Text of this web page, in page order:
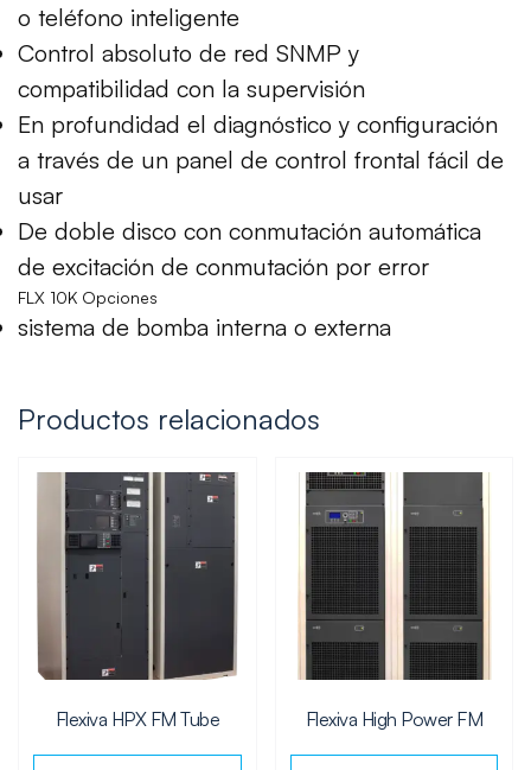
o teléfono inteligente
Control absoluto de red SNMP y
compatibilidad con la supervisión
En profundidad el diagnóstico y configuración
a través de un panel de control frontal fácil de
usar
De doble disco con conmutación automática
de excitación de conmutación por error
FLX 10K Opciones
sistema de bomba interna o externa
Productos relacionados
Flexiva HPX FM Tube Flexiva High Power FM